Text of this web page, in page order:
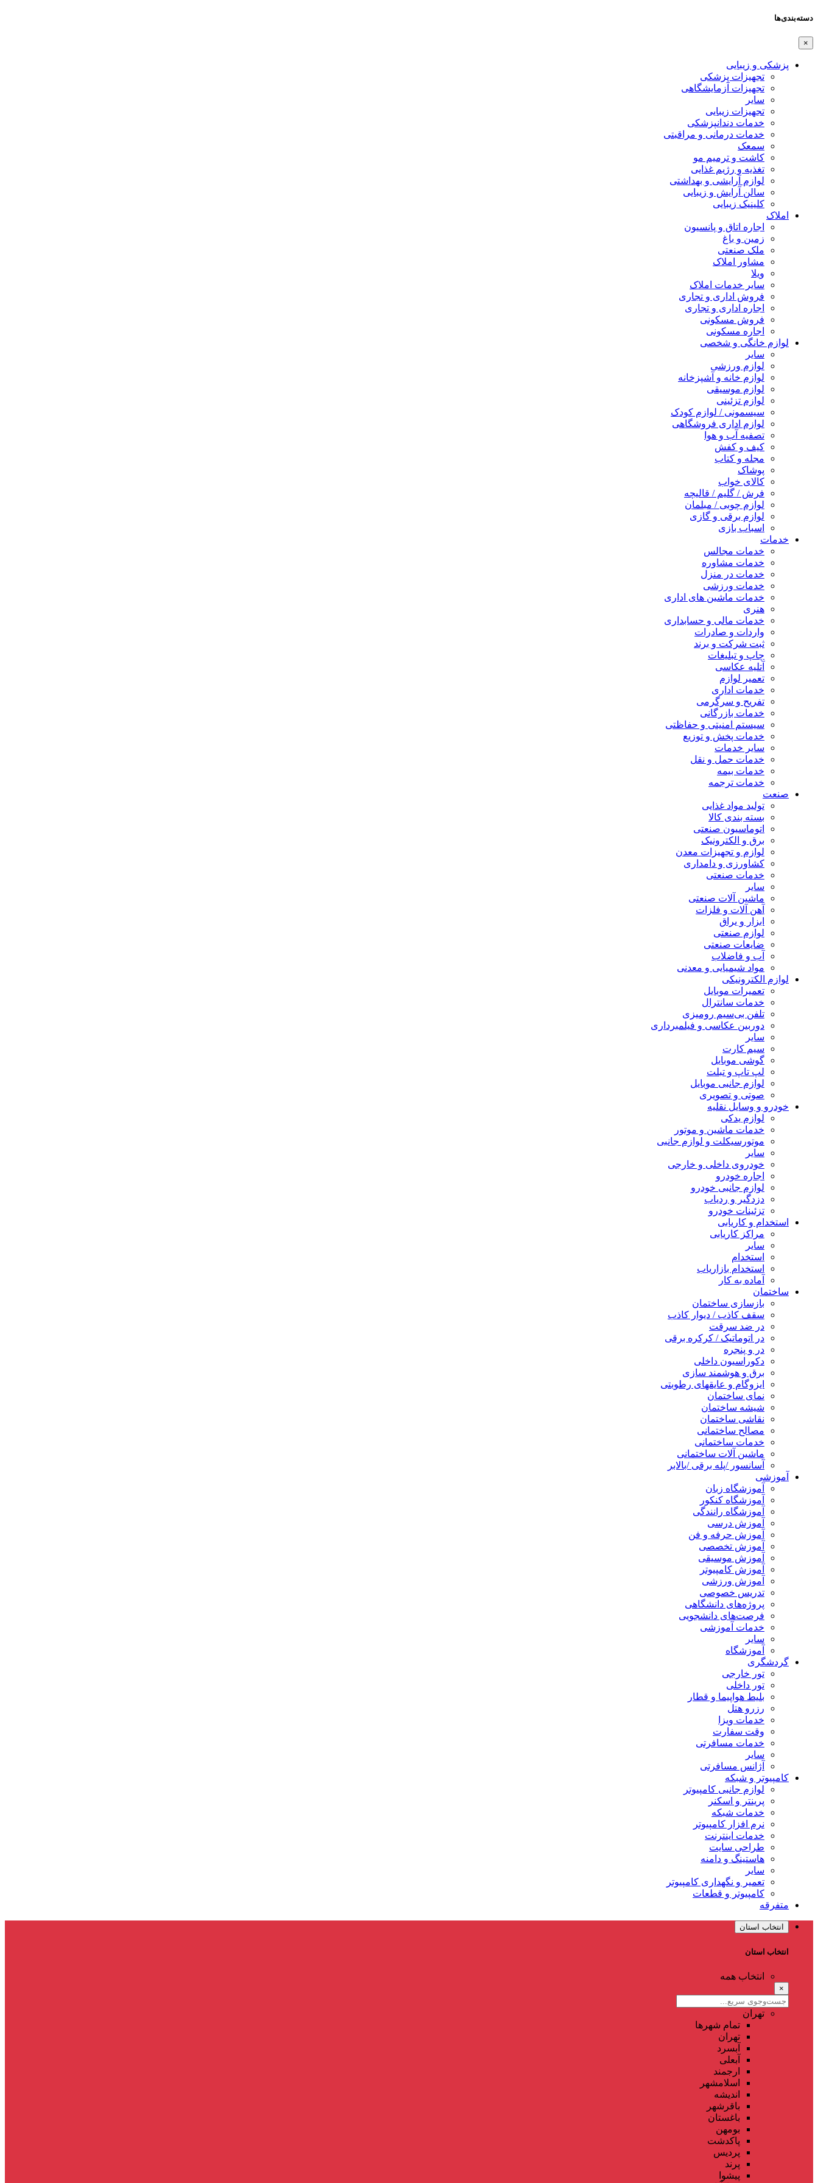
دسته‌بندی‌ها
×
پزشکی و زیبایی
تجهیزات پزشکی
تجهیزات آزمایشگاهی
سایر
تجهیزات زیبایی
خدمات دندانپزشکی
خدمات درمانی و مراقبتی
سمعک
کاشت و ترمیم مو
تغذیه و رژیم غذایی
لوازم آرایشی و بهداشتی
سالن آرایش و زیبایی
کلینیک زیبایی
املاک
اجاره اتاق و پانسیون
زمین و باغ
ملک صنعتی
مشاور املاک
ویلا
سایر خدمات املاک
فروش اداری و تجاری
اجاره اداری و تجاری
فروش مسکونی
اجاره مسکونی
لوازم خانگی و شخصی
سایر
لوازم ورزشی
لوازم خانه و آشپزخانه
لوازم موسیقی
لوازم تزئینی
سیسمونی / لوازم کودک
لوازم اداری فروشگاهی
تصفیه آب و هوا
کیف و کفش
مجله و کتاب
پوشاک
کالای خواب
فرش / گلیم / قالیچه
لوازم چوبی / مبلمان
لوازم برقی و گازی
اسباب بازی
خدمات
خدمات مجالس
خدمات مشاوره
خدمات در منزل
خدمات ورزشی
خدمات ماشین های اداری
هنری
خدمات مالی و حسابداری
واردات و صادرات
ثبت شرکت و برند
چاپ و تبلیغات
آتلیه عکاسی
تعمیر لوازم
خدمات اداری
تفریح و سرگرمی
خدمات بازرگانی
سیستم امنیتی و حفاظتی
خدمات پخش و توزیع
سایر خدمات
خدمات حمل و نقل
خدمات بیمه
خدمات ترجمه
صنعت
تولید مواد غذایی
بسته بندی کالا
اتوماسیون صنعتی
برق و الکترونیک
لوازم و تجهیزات معدن
کشاورزی و دامداری
خدمات صنعتی
سایر
ماشین آلات صنعتی
آهن آلات و فلزات
ابزار و یراق
لوازم صنعتی
ضایعات صنعتی
آب و فاضلاب
مواد شیمیایی و معدنی
لوازم الکترونیکی
تعمیرات موبایل
خدمات سانترال
تلفن بی‌سیم رومیزی
دوربین عکاسی و فیلمبرداری
سایر
سیم کارت
گوشی موبایل
لپ تاپ و تبلت
لوازم جانبی موبایل
صوتی و تصویری
خودرو و وسایل نقلیه
لوازم یدکی
خدمات ماشین و موتور
موتورسیکلت و لوازم جانبی
سایر
خودروی داخلی و خارجی
اجاره خودرو
لوازم جانبی خودرو
دزدگیر و ردیاب
تزئینات خودرو
استخدام و کاریابی
مراکز کاریابی
سایر
استخدام
استخدام بازاریاب
آماده به کار
ساختمان
بازسازی ساختمان
سقف کاذب / دیوار کاذب
در ضد سرقت
در اتوماتیک / کرکره برقی
در و پنجره
دکوراسیون داخلی
برق و هوشمند سازی
ایزوگام و عایقهای رطوبتی
نمای ساختمان
شیشه ساختمان
نقاشی ساختمان
مصالح ساختمانی
خدمات ساختمانی
ماشین آلات ساختمانی
آسانسور /پله برقی /بالابر
آموزشی
آموزشگاه زبان
آموزشگاه کنکور
آموزشگاه رانندگی
آموزش درسی
آموزش حرفه و فن
آموزش تخصصی
آموزش موسیقی
آموزش کامپیوتر
آموزش ورزشی
تدریس خصوصی
پروژه‌های دانشگاهی
فرصت‌های دانشجویی
خدمات آموزشی
سایر
آموزشگاه
گردشگری
تور خارجی
تور داخلی
بلیط هواپیما و قطار
رزرو هتل
خدمات ویزا
وقت سفارت
خدمات مسافرتی
سایر
آژانس مسافرتی
کامپیوتر و شبکه
لوازم جانبی کامپیوتر
پرینتر و اسکنر
خدمات شبکه
نرم افزار کامپیوتر
خدمات اینترنت
طراحی سایت
هاستینگ و دامنه
سایر
تعمیر و نگهداری کامپیوتر
کامپیوتر و قطعات
متفرقه
انتخاب استان
انتخاب استان
انتخاب همه
×
تهران
تمام شهر‌ها
تهران
آبسرد
آبعلی
ارجمند
اسلامشهر
اندیشه
باقرشهر
باغستان
بومهن
پاکدشت
پردیس
پرند
پیشوا